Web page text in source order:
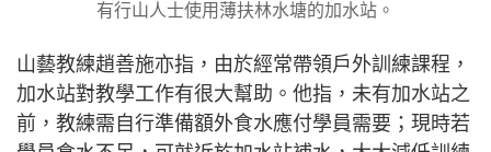
有行山人士使用薄扶林水塘的加水站。
山藝教練趙善施亦指，由於經常帶領戶外訓練課程，
加水站對教學工作有很大幫助。他指，未有加水站之
前，教練需自行準備額外食水應付學員需要；現時若